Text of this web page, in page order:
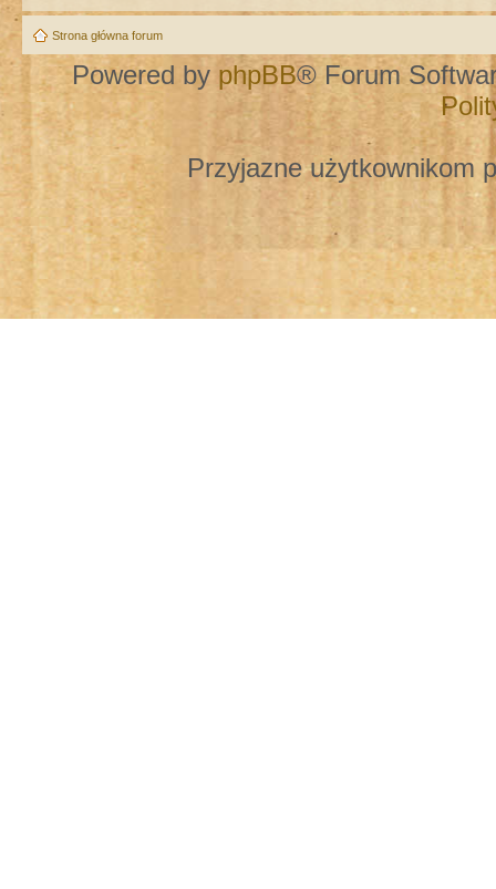
Strona główna forum
Powered by phpBB® Forum
Przyjazne użytkownikom